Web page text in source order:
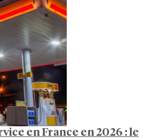
en France en 2026 : le